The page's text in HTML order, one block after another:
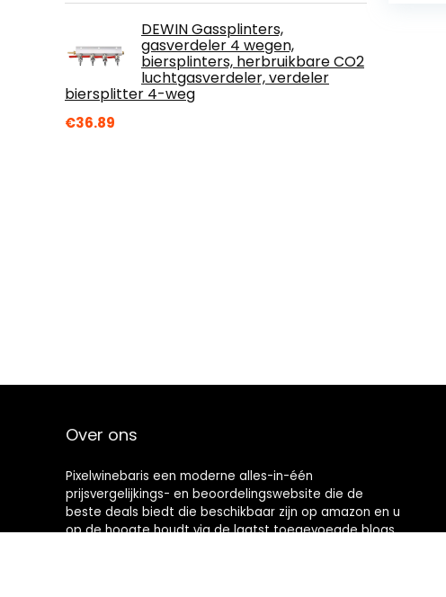
DEWIN Gassplinters,
gasverdeler 4 wegen,
biersplinters, herbruikbare CO2
luchtgasverdeler, verdeler
biersplitter 4-weg
€36.89
Over ons
Pixelwinebaris een moderne alles-in-één
prijsvergelijkings- en beoordelingswebsite die de
beste deals biedt die beschikbaar zijn op amazon en u
op de hoogte houdt via de laatst toegevoegde blogs.